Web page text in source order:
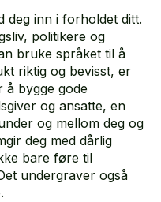
deg inn i forholdet ditt.
politikere og
bruke språket til å
riktig og bevisst, er
bygge gode
og ansatte, en
og mellom deg og
deg med dårlig
bare føre til
undergraver også